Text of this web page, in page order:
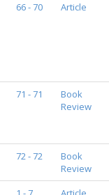
66 - 70 Article
71 - 71
Book
Review
72 - 72
Book
Review